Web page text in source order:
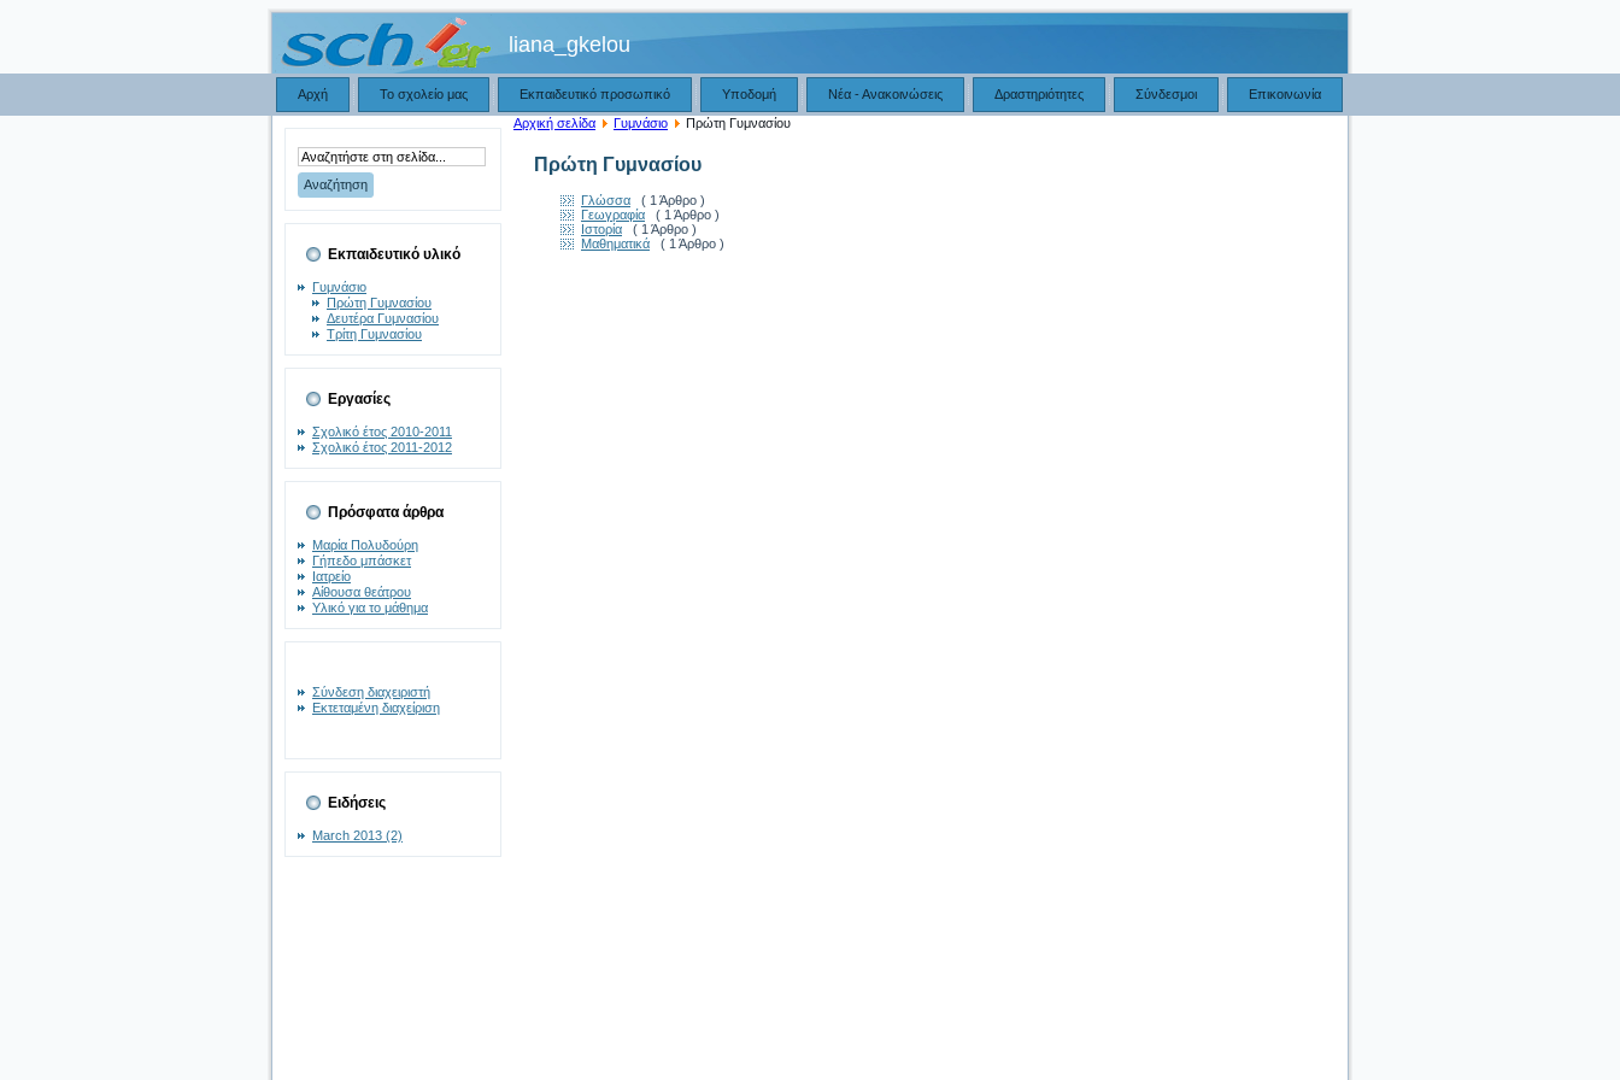
liana_gkelou
Αρχή Το σχολείο μας Εκπαιδευτικό προσωπικό Υποδομή Νέα - Ανακοινώσεις Δραστηριότητες Σύνδεσμοι Επικοινωνία
Εκπαιδευτικό υλικό
Γυμνάσιο
Πρώτη Γυμνασίου
Δευτέρα Γυμνασίου
Τρίτη Γυμνασίου
Εργασίες
Σχολικό έτος 2010-2011
Σχολικό έτος 2011-2012
Πρόσφατα άρθρα
Μαρία Πολυδούρη
Γήπεδο μπάσκετ
Ιατρείο
Αίθουσα θεάτρου
Υλικό για το μάθημα
Σύνδεση διαχειριστή
Εκτεταμένη διαχείριση
Ειδήσεις
March 2013 (2)
Αρχική σελίδα Γυμνάσιο Πρώτη Γυμνασίου
Πρώτη Γυμνασίου
Γλώσσα
( 1 Άρθρο )
Γεωγραφία
( 1 Άρθρο )
Ιστορία
( 1 Άρθρο )
Μαθηματικά
( 1 Άρθρο )